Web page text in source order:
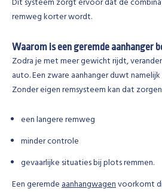
remweg korter wordt.
Waarom is een geremde aanhanger
Zodra je met meer gewicht rijdt,
auto. Een zware aanhanger duwt
Zonder eigen remsysteem kan dat
een langere remweg
minder controle
gevaarlijke situaties bij plots remmen.
Een geremdeaanhangwagenvoorkomt